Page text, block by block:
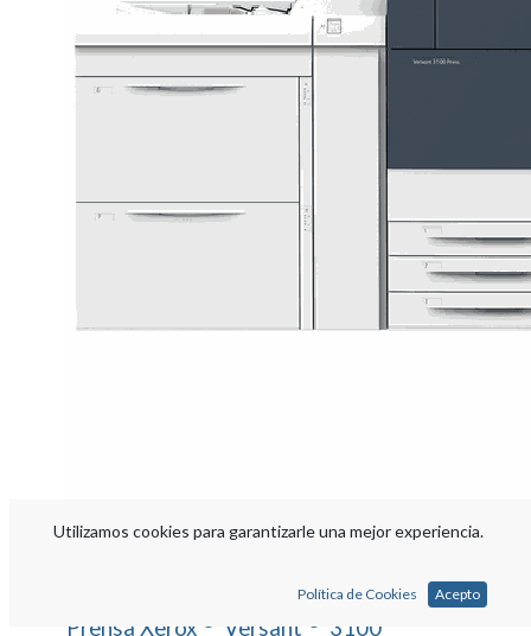
Prensa Xerox Versant 3100
Utilizamos cookies para garantizarle una mejor experiencia.
Política de Cookies Acepto